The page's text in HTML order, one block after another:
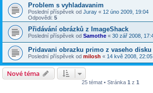
Problem s vyhladavanim
Poslední příspěvek od Juray « 12 úno 2009, 19:04
Odpovědi: 5
Přidávání obrázků z ImageShack
Poslední příspěvek od Samothe « 30 zář 2008,
Pridavani obrazku primo z vaseho disku
Poslední příspěvek od milosh « 14 kvě 2008, 22:05
Nové téma
25 témat • Stránka 1 z 1